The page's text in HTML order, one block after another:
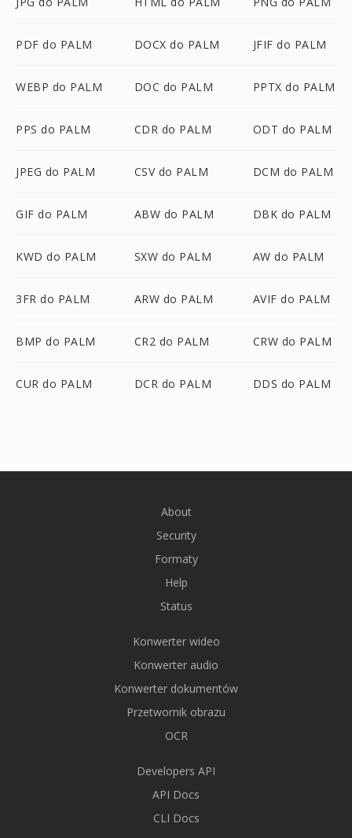
PDF do PALM DOCX do PALM JFIF do PALM
WEBP do PALM DOC do PALM PPTX do PALM
PPS do PALM CDR do PALM ODT do PALM
JPEG do PALM CSV do PALM DCM do PALM
GIF do PALM ABW do PALM DBK do PALM
KWD do PALM SXW do PALM AW do PALM
3FR do PALM ARW do PALM AVIF do PALM
BMP do PALM CR2 do PALM CRW do PALM
CUR do PALM DCR do PALM DDS do PALM
About
Security
Formaty
Help
Status
Konwerter wideo
Konwerter audio
Konwerter dokumentów
Przetwornik obrazu
OCR
Developers API
API Docs
CLI Docs